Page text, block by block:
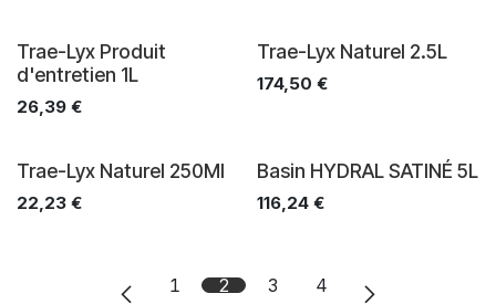
Trae-Lyx Produit
d'entretien 1L
26,39 €
Trae-Lyx Naturel 2.5L
174,50 €
Trae-Lyx Naturel 250Ml
22,23 €
Basin HYDRAL SATINÉ 5L
116,24€
1 2 3 4